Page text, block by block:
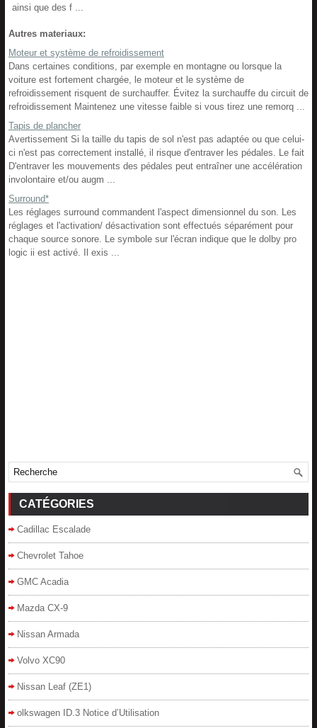
ainsi que des f ...
Autres materiaux:
Moteur et système de refroidissement
Dans certaines conditions, par exemple en montagne ou lorsque la
voiture est fortement chargée, le moteur et le système de
refroidissement risquent de surchauffer. Évitez la surchauffe du circuit de
refroidissement Maintenez une vitesse faible si vous tirez une remorq ...
Tapis de plancher
Avertissement Si la taille du tapis de sol n'est pas adaptée ou que celui-
ci n'est pas correctement installé, il risque d'entraver les pédales. Le fait
D'entraver les mouvements des pédales peut entraîner une accélération
involontaire et/ou augm ...
Surround*
Les réglages surround commandent l'aspect dimensionnel du son. Les
réglages et l'activation/ désactivation sont effectués séparément pour
chaque source sonore. Le symbole sur l'écran indique que le dolby pro
logic ii est activé. Il exis ...
CATÉGORIES
Cadillac Escalade
Chevrolet Tahoe
GMC Acadia
Mazda CX-9
Nissan Armada
Volvo XC90
Nissan Leaf (ZE1)
olkswagen ID.3 Notice d’Utilisation